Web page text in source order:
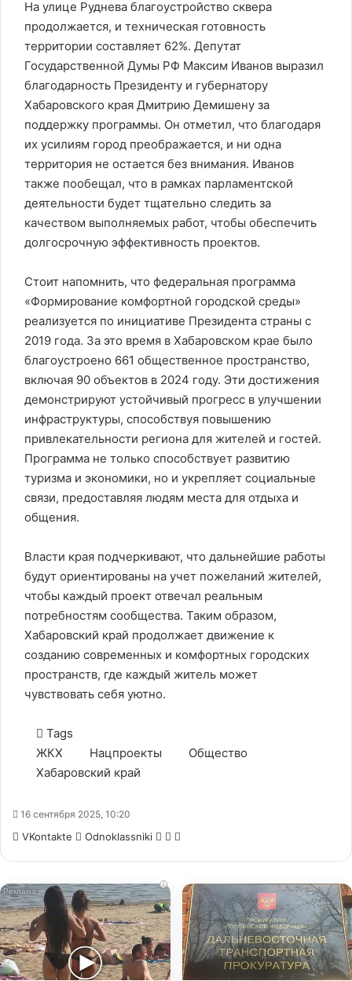
На улице Руднева благоустройство сквера
продолжается, и техническая готовность
территории составляет 62%. Депутат
Государственной Думы РФ Максим Иванов выразил
благодарность Президенту и губернатору
Хабаровского края Дмитрию Демишену за
поддержку программы. Он отметил, что благодаря
их усилиям город преображается, и ни одна
территория не остается без внимания. Иванов
также пообещал, что в рамках парламентской
деятельности будет тщательно следить за
качеством выполняемых работ, чтобы обеспечить
долгосрочную эффективность проектов.
Стоит напомнить, что федеральная программа
«Формирование комфортной городской среды»
реализуется по инициативе Президента страны с
2019 года. За это время в Хабаровском крае было
благоустроено 661 общественное пространство,
включая 90 объектов в 2024 году. Эти достижения
демонстрируют устойчивый прогресс в улучшении
инфраструктуры, способствуя повышению
привлекательности региона для жителей и гостей.
Программа не только способствует развитию
туризма и экономики, но и укрепляет социальные
связи, предоставляя людям места для отдыха и
общения.
Власти края подчеркивают, что дальнейшие работы
будут ориентированы на учет пожеланий жителей,
чтобы каждый проект отвечал реальным
потребностям сообщества. Таким образом,
Хабаровский край продолжает движение к
созданию современных и комфортных городских
пространств, где каждый житель может
чувствовать себя уютно.
Tags
ЖКХ
Нацпроекты
Общество
Хабаровский край
16 сентября 2025, 10:20
VKontakte Odnoklassniki WhatsApp
Telegram
i